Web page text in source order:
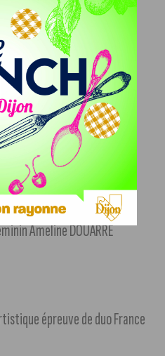
masculin Romain
kg Féminin Marie FEGUE
Ameline DOUARRE
épreuve de duo France